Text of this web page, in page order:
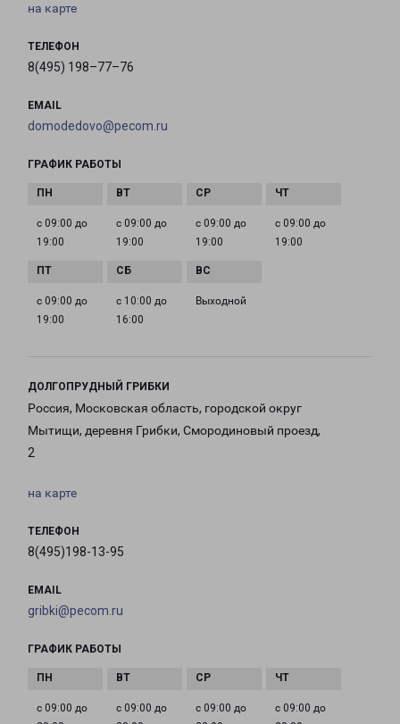
на карте
ТЕЛЕФОН
8(495) 198–77–76
EMAIL
domodedovo@pecom.ru
ГРАФИК РАБОТЫ
с 09:00 до
19:00
с 09:00 до
19:00
с 09:00 до
19:00
с 09:00 до
19:00
с 09:00 до
19:00
с 10:00 до
16:00
Выходной
ДОЛГОПРУДНЫЙ ГРИБКИ
Россия, Московская область, городской округ
Мытищи, деревня Грибки, Смородиновый проезд,
2
на карте
ТЕЛЕФОН
8(495)198-13-95
EMAIL
gribki@pecom.ru
ГРАФИК РАБОТЫ
с 09:00 до
с 09:00 до
с 09:00 до
с 09:00 до